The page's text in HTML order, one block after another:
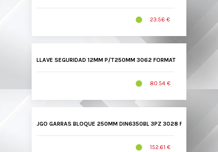
23.56 €
LLAVE SEGURIDAD 12MM P/T250MM 3062 FORMAT
80.54 €
JGO GARRAS BLOQUE 250MM DIN6350BL 3PZ 3028 FORMAT
152.61 €